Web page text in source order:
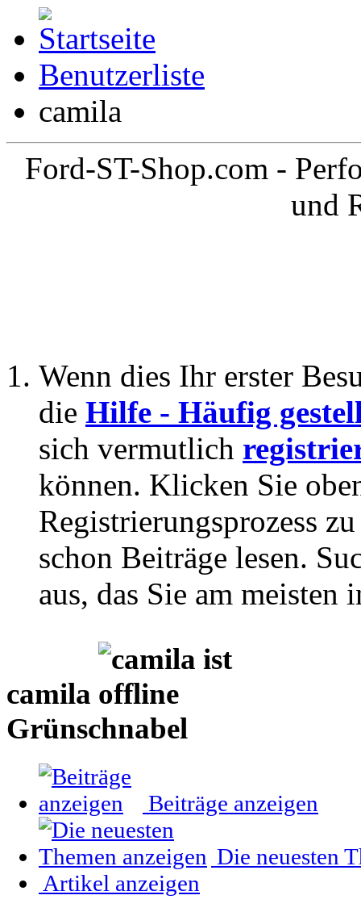
Benutzerliste
camila
Ford-ST-Shop.com -
und
Wenn dies Ihr erster
die Hilfe - Häufig
sich vermutlich
können. Klicken Sie
Registrierungsprozess
schon Beiträge lesen.
aus, das Sie am meisten
camila
Grünschnabel
Beiträge anzeigen
Die neuesten
Artikel anzeigen